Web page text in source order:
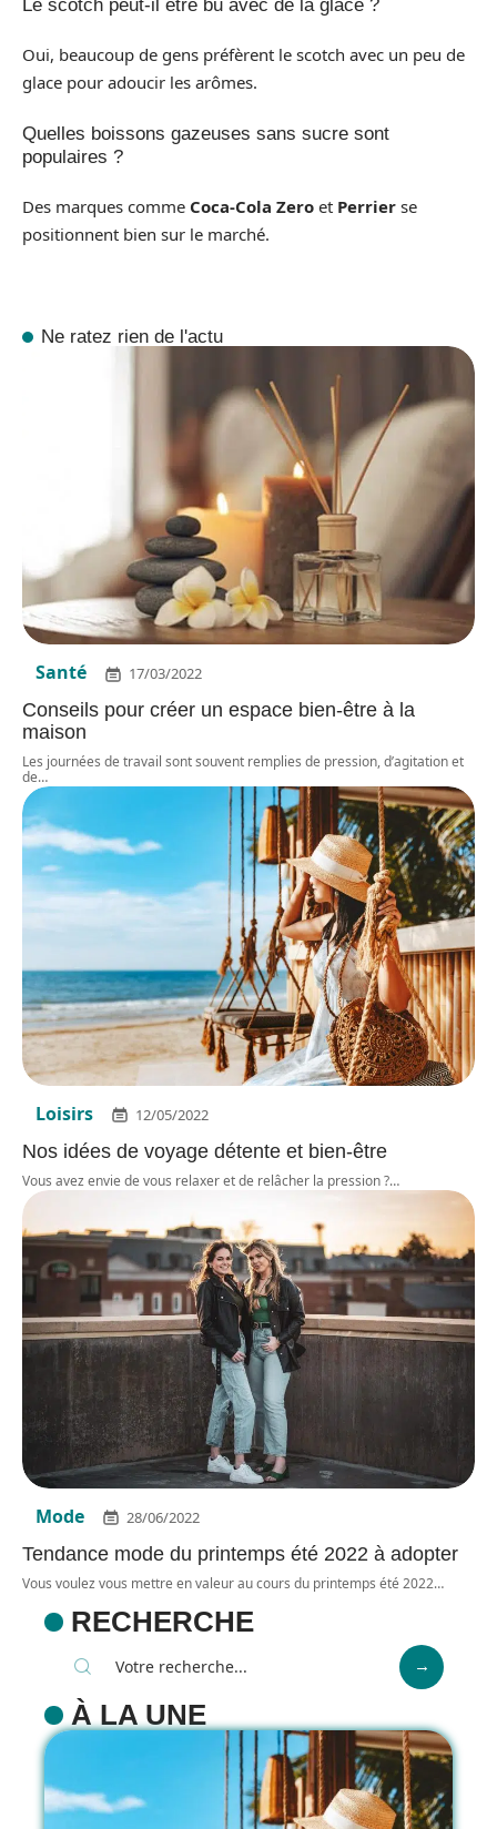
Le scotch peut-il être bu avec de la glace ?
Oui, beaucoup de gens préfèrent le scotch avec un peu de
glace pour adoucir les arômes.
Quelles boissons gazeuses sans sucre sont
populaires ?
Des marques comme Coca-Cola Zero et Perrier se
positionnent bien sur le marché.
Ne ratez rien de l'actu
Santé 17/03/2022
Conseils pour créer un espace bien-être à la
maison
Les journées de travail sont souvent remplies de pression, d’agitation et
de…
Loisirs 12/05/2022
Nos idées de voyage détente et bien-être
Vous avez envie de vous relaxer et de relâcher la pression ?…
Mode 28/06/2022
Tendance mode du printemps été 2022 à adopter
Vous voulez vous mettre en valeur au cours du printemps été 2022…
RECHERCHE
À LA UNE